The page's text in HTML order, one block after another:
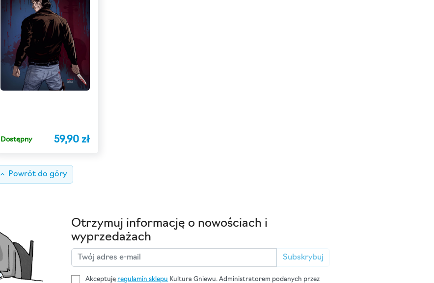
Dostępny 59,90 zł
keyboard_arrow_up Powrót do góry
Otrzymuj informację o nowościach i
wyprzedażach
Subskrybuj
Akceptuję regulamin sklepu Kultura Gniewu. Administratorem podanych przez